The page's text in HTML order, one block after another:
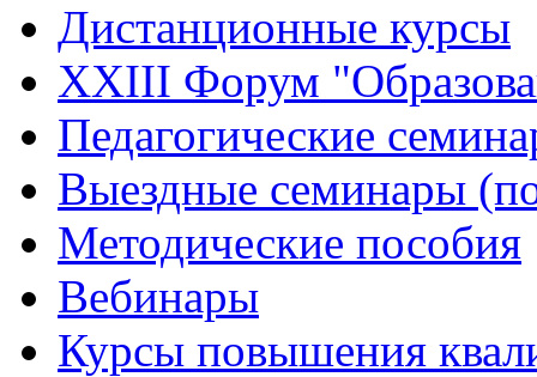
Дистанционные курсы
XXIII Форум
Педагогические
Выездные семинары
Методические пособия
Вебинары
Курсы повышения